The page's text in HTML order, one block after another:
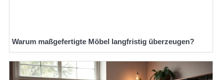
Warum maßgefertigte Möbel langfristig überzeugen?